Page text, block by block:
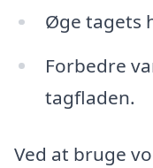
Øge tagets
Forbedre
tagfladen.
Ved at bruge